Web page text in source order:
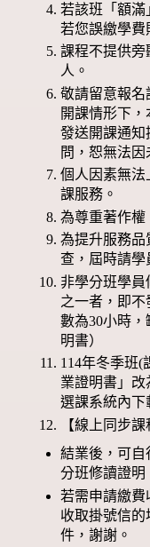
若該班「額滿
若您誤繳學費
課程不提供旁
人。
敬請留意報名
開課情形下
發送開課通知
問，恕無法因
個人因素無
課服務。
為尊重著作權
為提升服務品
查，屆時請學
非學分班學
之一者，即
數為30小時
明書）
114年冬季班(
業證明書」改
選課系統內下
【線上同步
結業後，可
分班修讀證明
若需申請繳
收取掛號信
件，謝謝。